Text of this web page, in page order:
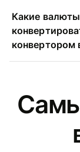
Какие
конвертором